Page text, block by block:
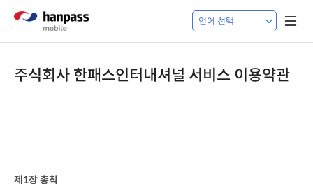
주식회사 한패스인터내셔널 서비스 이용약관
제1장 총칙